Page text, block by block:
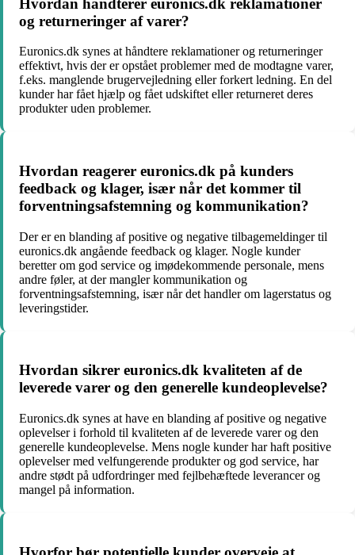
og returneringer af varer?
Euronics.dk synes at håndtere reklamationer og returneringer
effektivt, hvis der er opstået problemer med de modtagne varer,
f.eks. manglende brugervejledning eller forkert ledning. En del
kunder har fået hjælp og fået udskiftet eller returneret deres
produkter uden problemer.
Hvordan reagerer euronics.dk på kunders
feedback og klager, især når det kommer til
forventningsafstemning og kommunikation?
Der er en blanding af positive og negative tilbagemeldinger til
euronics.dk angående feedback og klager. Nogle kunder
beretter om god service og imødekommende personale, mens
andre føler, at der mangler kommunikation og
forventningsafstemning, især når det handler om lagerstatus og
leveringstider.
Hvordan sikrer euronics.dk kvaliteten af de
leverede varer og den generelle kundeoplevelse?
Euronics.dk synes at have en blanding af positive og negative
oplevelser i forhold til kvaliteten af de leverede varer og den
generelle kundeoplevelse. Mens nogle kunder har haft positive
oplevelser med velfungerende produkter og god service, har
andre stødt på udfordringer med fejlbehæftede leverancer og
mangel på information.